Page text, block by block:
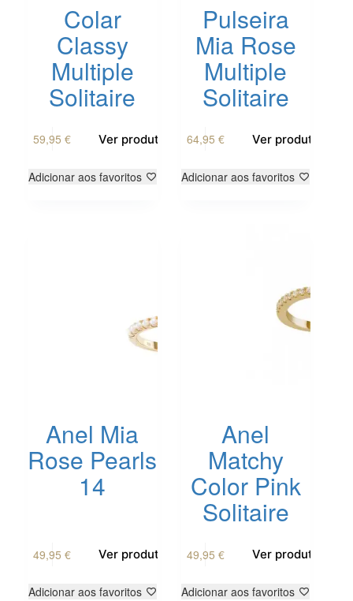
Colar
Classy
Multiple
Solitaire
59,95€ Ver produto
Adicionar aos favoritos
Pulseira
Mia Rose
Multiple
Solitaire
64,95 € Ver produto
Adicionar aos favoritos
Anel Mia
Rose Pearls
14
49,95€ Ver produto
Adicionar aos favoritos
Anel
Matchy
Color Pink
Solitaire
49,95 € Ver produto
Adicionar aos favoritos